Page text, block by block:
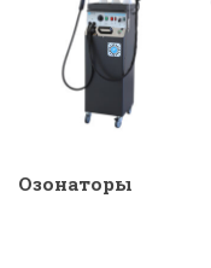
Озонаторы